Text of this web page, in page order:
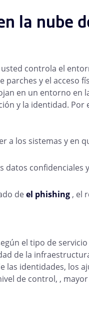
la nube
controla el
y el acceso
en un entorno en
y la identidad. Por
a los sistemas y en
datos confidenciales
deel phishing, el
el tipo de servicio
de la
las identidades, los
de control, ,